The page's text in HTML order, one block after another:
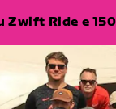
Zwift Ride e